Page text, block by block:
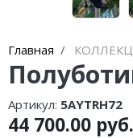
Главная
Артикул: 5AYTRH72
44 700.00 руб.
Балетки